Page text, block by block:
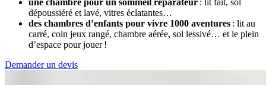
dépoussiéré et lavé, vitres éclatantes…
des chambres d’enfants pour vivre 1000 aventures : lit au
carré, coin jeux rangé, chambre aérée, sol lessivé… et le plein
d’espace pour jouer !
Demander un devis